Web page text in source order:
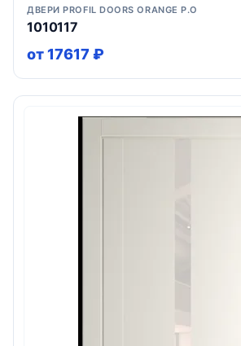
ДВЕРИ PROFIL DOORS ORANGE P.O
1010117
от 17617 ₽